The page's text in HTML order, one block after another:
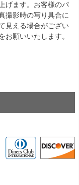
げます。お客様のパ
撮影時の写り具合に
見える場合がござい
お願いいたします。